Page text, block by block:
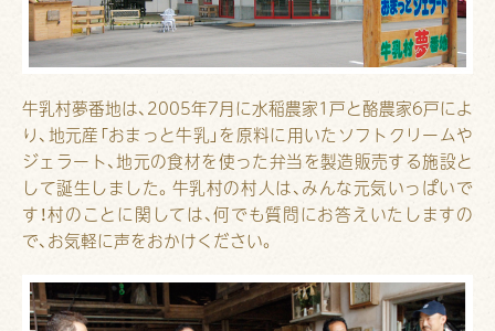
牛乳村夢番地は、2005年7月に水稲農家1戸と酪農家6戸によ
り、地元産「おまっと牛乳」を原料に用いたソフトクリームや
ジェラート、地元の食材を使った弁当を製造販売する施設と
して誕生しました。牛乳村の村人は、みんな元気いっぱいで
す！村のことに関しては、何でも質問にお答えいたしますの
で、お気軽に声をおかけください。